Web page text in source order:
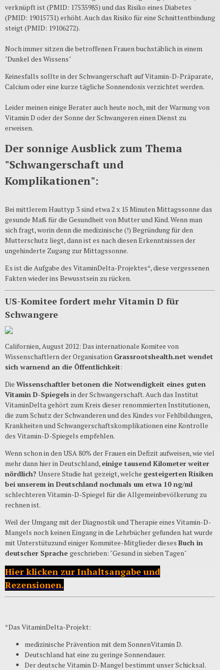
verknüpft ist (PMID: 17535985) und das Risiko eines Diabetes
(PMID: 19015731) erhöht. Auch das Risiko für eine Schnittentbindung
steigt (PMID: 19106272).
Noch immer sitzen die betroffenen Frauen buchstäblich in einem
"Dunkel des Wissens"
Keinesfalls sollte in der Schwangerschaft auf Vitamin-D-Präparate,
Calcium oder eine kurze tägliche Sonnendosis verzichtet werden.
Leider meinen einige Berater auch heute noch, mit der Warnung von
Vitamin D oder der Sonne der Schwangeren einen Dienst zu
erweisen.
Der sonnige Ausblick zum Thema
"Schwangerschaft und
Komplikationen":
Bei mittlerem Hauttyp 3 sind etwa 2 x 15 Minuten Mittagssonne das
gesunde Maß für die Gesundheit von Mutter und Kind. Wenn man
sich fragt, worin denn die medizinische (!) Begründung für den
Mutterschutz liegt, dann ist es nach diesen Erkenntnissen der
ungehinderte Zugang zur Mittagssonne.
Es ist die Aufgabe des VitaminDelta-Projektes*, diese vergessenen
Fakten wieder ins Bewusstsein zu rücken.
US-Komitee fordert mehr Vitamin D für
Schwangere
Californien, August 2012: Das internationale Komitee von
Wissenschaftlern der Organisation Grassrootshealth.net wendet
sich warnend an die Öffentlichkeit:
Die Wissenschaftler betonen die Notwendigkeit eines guten
Vitamin D-Spiegels in der Schwangerschaft. Auch das Institut
VitaminDelta gehört zum Kreis dieser renommierten Institutionen,
die zum Schutz der Schwanderen und des Kindes vor Fehlbildungen,
Krankheiten und Schwangerschaftskomplikationen eine Kontrolle
des Vitamin-D-Spiegels empfehlen.
Wenn schon in den USA 80% der Frauen ein Defizit aufweisen, wie viel
mehr dann hier in Deutschland, einige tausend Kilometer weiter
nördlich? Unsere Studie hat gezeigt, welche gesteigerten Risiken
bei unserem in Deutschland nochmals um etwa 10 ng/ml
schlechteren Vitamin-D-Spiegel für die Allgemeinbevölkerung zu
rechnen ist.
Weil der Umgang mit der Diagnostik und Therapie eines Vitamin-D-
Mangels noch keinen Eingang in die Lehrbücher gefunden hat wurde
mit Unterstütuzund einiger Kommitee-Mitglieder dieses Buch in
deutscher Sprache geschrieben: "Gesund in sieben Tagen"
Hier klicken zur Inhaltsangabe und
Rezensionen.
*Das VitaminDelta-Projekt:
medizinische Prävention mit dem SonnenVitamin D.
Deutschland hat eine zu geringe Sonnendauer.
Der deutsche Vitamin D-Mangel bestimmt unser Schicksal.